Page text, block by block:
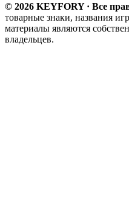
© 2026 KEYFORY · Все
товарные знаки, названия
материалы являются
владельцев.